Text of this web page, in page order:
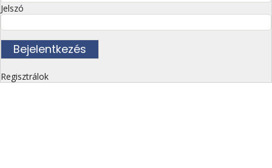
Jelszó
Regisztrálok